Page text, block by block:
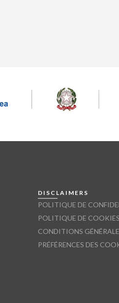
DISCLAIMERS
POLITIQUE DE
POLITIQUE DE COOKIES
CONDITIONS
PRÉFÉRENCES DES